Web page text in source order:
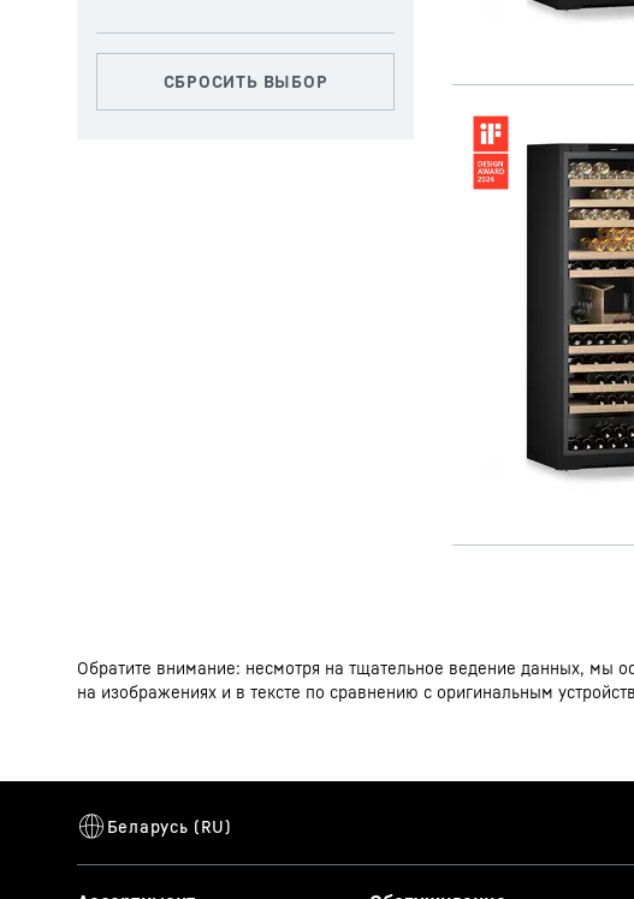
Обратите внимание: несмотря на тщательное ведение данных, мы
на изображениях и в тексте по сравнению с оригинальным